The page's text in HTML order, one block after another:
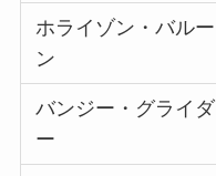
ホライゾン・バルー
ン
バンジー・グライダ
ー